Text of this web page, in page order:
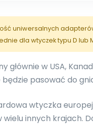
uniwersalnych
dla wtyczek typu D lub
głównie w USA,
pasować do
wtyczka
wielu innych krajach.